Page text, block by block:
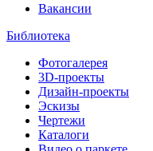
Вакансии
Библиотека
Фотогалерея
3D-проекты
Дизайн-проекты
Эскизы
Чертежи
Каталоги